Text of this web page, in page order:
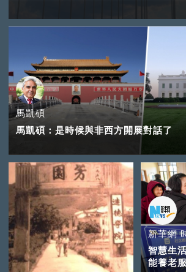
馬凱碩
馬凱碩：是時候與非西方開展對話了
新華網
智慧生
能養老